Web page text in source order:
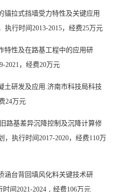
锚拉式挡墙受力特性及关键应用
执行时间 2013-2015，经费25 万元
特性及在路基工程中的应用研
2021 ，经费20 万元
土研发及应用 济南市科技局科技
24 万元
路基差异沉降控制及沉降计算修
，执行时间 2017-2020，经费110 万
涵台背回填风化料关键技术研
间 2021-2024 ， 经费106 万元